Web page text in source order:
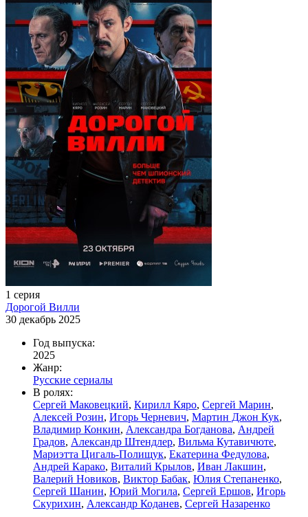
1 серия
Дорогой Вилли
30 декабрь 2025
Год выпуска:
2025
Жанр:
Русские сериалы
В ролях:
Сергей Маковецкий, Кирилл Кяро, Сергей Марин,
Алексей Розин, Игорь Черневич, Мартин Джон Кук,
Владимир Конкин, Александра Богданова, Андрей
Градов, Александр Штендлер, Вильма Кутавичюте,
Мариэтта Цигаль-Полищук, Екатерина Федулова,
Андрей Карако, Виталий Крылов, Иван Лакшин,
Валерий Новиков, Виктор Бабак, Юлия Степаненко,
Сергей Шанин, Юрий Могила, Сергей Ершов, Игорь
Скурихин, Александр Коданев, Сергей Назаренко